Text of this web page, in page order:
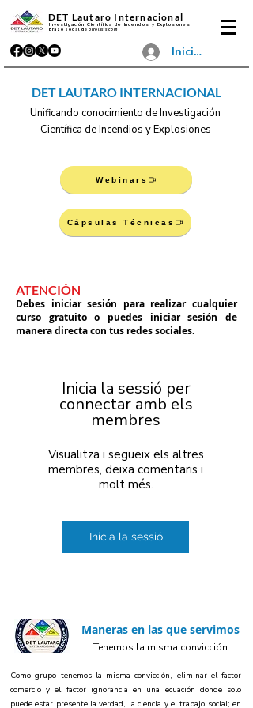
Iniciar sesión
DET Lautaro Internacional
Investigación Científica de Incendios y Explosiones
brazo social depirolisis.com
DET LAUTARO INTERNACIONAL
Unificando conocimiento de Investigación
Científica de Incendios y Explosiones
Webinars
Cápsulas Técnicas
ATENCIÓN
Debes iniciar sesión para realizar cualquier
curso gratuito o puedes iniciar sesión de
manera directa con tus redes sociales.
Inicia la sessió per
connectar amb els
membres
Visualitza i segueix els altres
membres, deixa comentaris i
molt més.
Inicia la sessió
Maneras en las que servimos
Tenemos la misma convicción
Como grupo tenemos la misma convicción, eliminar el factor
comercio y el factor ignorancia en una ecuación donde solo
puede estar presente la verdad, la ciencia y el trabajo social; en